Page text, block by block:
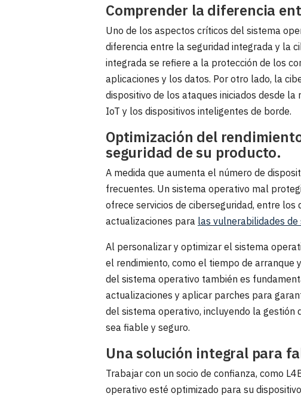
Comprender la diferencia
Uno de los aspectos críticos del sistema
diferencia entre la seguridad integrada y la
integrada se refiere a la protección de los
aplicaciones y los datos. Por otro lado, la
dispositivo de los ataques iniciados desde
IoT y los dispositivos inteligentes de borde.
Optimización del
seguridad de su producto.
A medida que aumenta el número de
frecuentes. Un sistema operativo mal
ofrece servicios de ciberseguridad, entre los
actualizaciones para las vulnerabilidades de
Al personalizar y optimizar el sistema
el rendimiento, como el tiempo de arranque
del sistema operativo también es
actualizaciones y aplicar parches para
del sistema operativo, incluyendo la gestión
sea fiable y seguro.
Una solución integral para
Trabajar con un socio de confianza, como
operativo esté optimizado para su